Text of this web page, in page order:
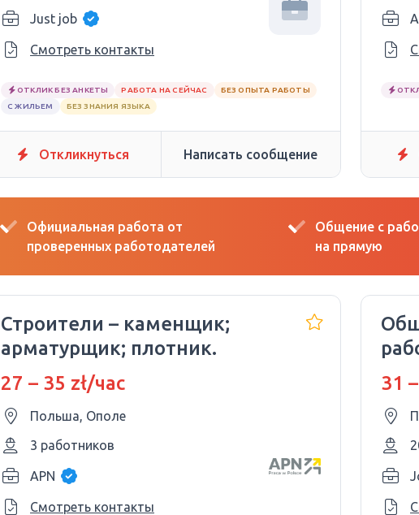
Just job
Смотреть контакты
ОТКЛИК БЕЗ АНКЕТЫ РАБОТА НА СЕЙЧАС
БЕЗ ОПЫТА РАБОТЫ
С ЖИЛЬЕМ
БЕЗ ЗНАНИЯ ЯЗЫКА
Откликнуться Написать сообщение
Официальная работа от
проверенных работодателей
Общение с
на прямую
Строители – каменщик;
арматурщик; плотник.
27 – 35 zł/час
Польша, Ополе
3 работников
APN
Смотреть контакты
31